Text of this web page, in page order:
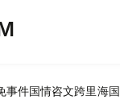
事件国情咨文跨里海